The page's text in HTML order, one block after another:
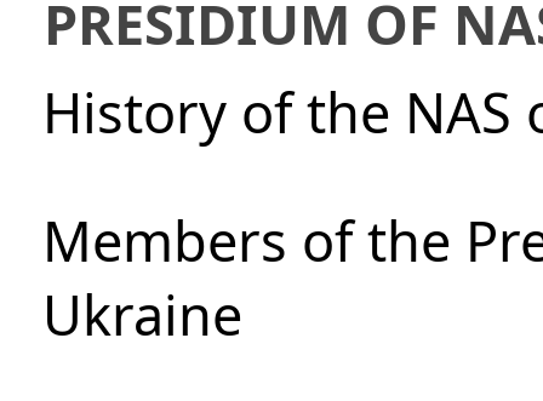
PRESIDIUM OF
History of the NAS
Members of the
Ukraine